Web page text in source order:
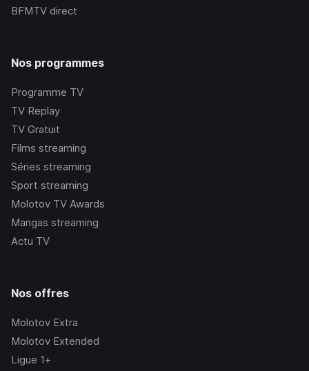
BFMTV direct
Nos programmes
Programme TV
TV Replay
TV Gratuit
Films streaming
Séries streaming
Sport streaming
Molotov TV Awards
Mangas streaming
Actu TV
Nos offres
Molotov Extra
Molotov Extended
Ligue 1+